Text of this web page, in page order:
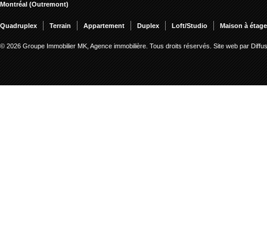
Montréal (Outremont)
Quadruplex Terrain Appartement Duplex Loft/Studio Maison à
© 2026 Groupe Immobilier MK, Agence immobilière. Tous droits réservés. Site web par